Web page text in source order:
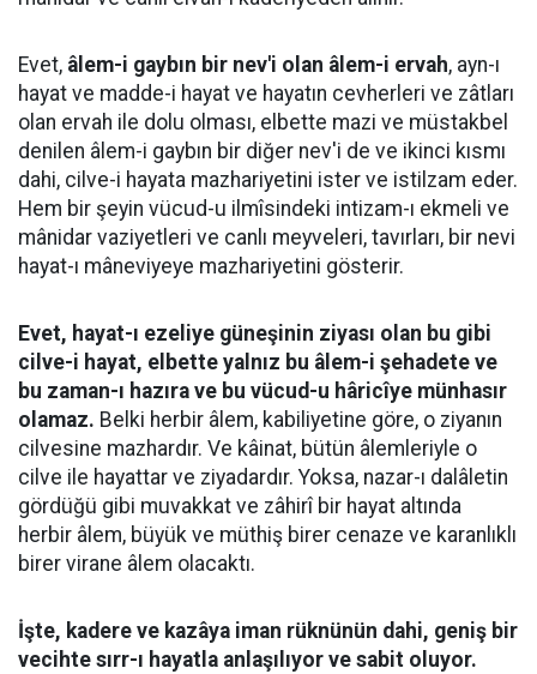
Evet, âlem-i gaybın bir nev'i olan âlem-i ervah, ayn-ı
hayat ve madde-i hayat ve hayatın cevherleri ve zâtları
olan ervah ile dolu olması, elbette mazi ve müstakbel
denilen âlem-i gaybın bir diğer nev'i de ve ikinci kısmı
dahi, cilve-i hayata mazhariyetini ister ve istilzam eder.
Hem bir şeyin vücud-u ilmîsindeki intizam-ı ekmeli ve
mânidar vaziyetleri ve canlı meyveleri, tavırları, bir nevi
hayat-ı mâneviyeye mazhariyetini gösterir.
Evet, hayat-ı ezeliye güneşinin ziyası olan bu gibi
cilve-i hayat, elbette yalnız bu âlem-i şehadete ve
bu zaman-ı hazıra ve bu vücud-u hâricîye münhasır
olamaz. Belki herbir âlem, kabiliyetine göre, o ziyanın
cilvesine mazhardır. Ve kâinat, bütün âlemleriyle o
cilve ile hayattar ve ziyadardır. Yoksa, nazar-ı dalâletin
gördüğü gibi muvakkat ve zâhirî bir hayat altında
herbir âlem, büyük ve müthiş birer cenaze ve karanlıklı
birer virane âlem olacaktı.
İşte, kadere ve kazâya iman rüknünün dahi, geniş bir
vecihte sırr-ı hayatla anlaşılıyor ve sabit oluyor.